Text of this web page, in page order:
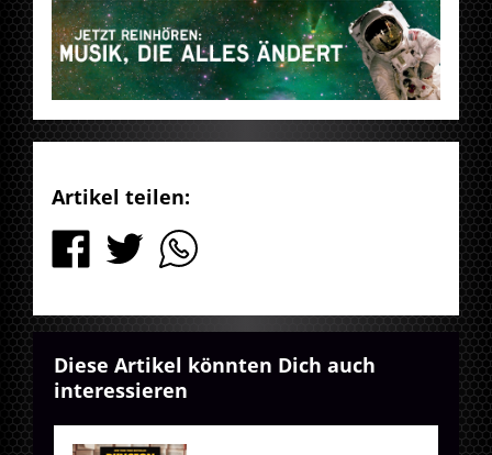
Artikel teilen:
Diese Artikel könnten Dich auch
interessieren